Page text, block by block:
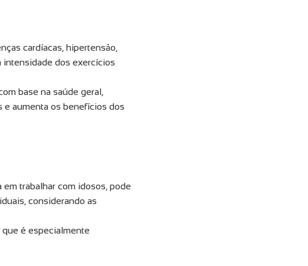
cardíacas, hipertensão,
intensidade dos exercícios
base na saúde geral,
e aumenta os benefícios dos
trabalhar com idosos, pode
considerando as
que é especialmente